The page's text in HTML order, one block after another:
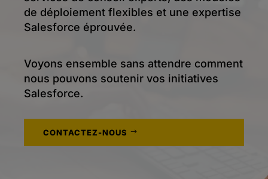
de déploiement flexibles et une expertise
Salesforce éprouvée.
Voyons ensemble sans attendre comment
nous pouvons soutenir vos initiatives
Salesforce.
CONTACTEZ-NOUS